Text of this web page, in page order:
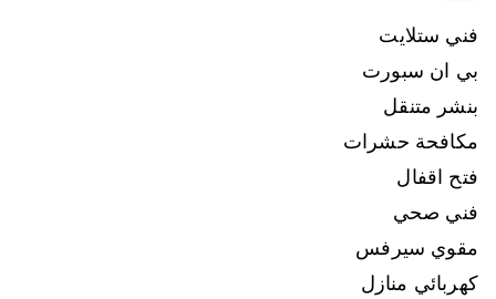
فني ستلايت
بي ان سبورت
بنشر متنقل
مكافحة حشرات
فتح اقفال
فني صحي
مقوي سيرفس
كهربائي منازل